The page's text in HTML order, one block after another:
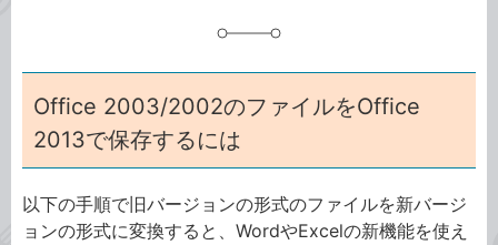
Office 2003/2002のファイルをOffice
2013で保存するには
以下の手順で旧バージョンの形式のファイルを新バージ
ョンの形式に変換すると、WordやExcelの新機能を使え